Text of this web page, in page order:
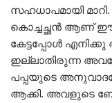
സഹധാപമായി
കൊച്ചച്ഛൻ ആണ് ഈ
കേട്ടപ്പോൾ
ഇല്ലാതിരുന്ന
പപ്പയുടെ
ആക്കി. അവളുടെ